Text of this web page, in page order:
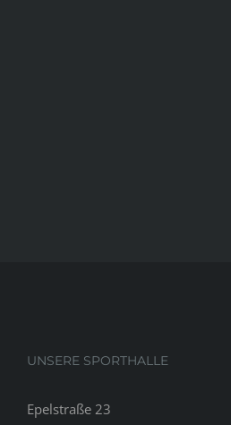
UNSERE SPORTHALLE
Epelstraße 23